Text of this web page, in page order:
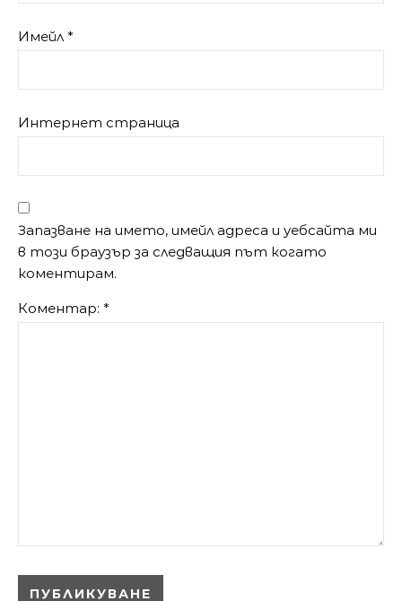
Имейл *
Интернет страница
Запазване на името, имейл адреса и уебсайта ми
в този браузър за следващия път когато
коментирам.
Коментар: *